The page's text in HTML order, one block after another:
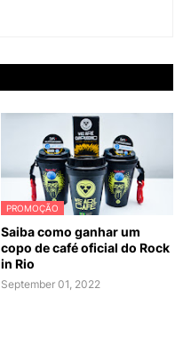
PROMOÇÃO
Saiba como ganhar um
copo de café oficial do Rock
in Rio
September 01, 2022